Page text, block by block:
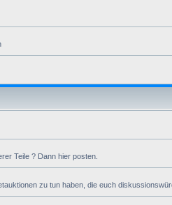
Teile ? Dann hier posten.
zu tun haben, die euch